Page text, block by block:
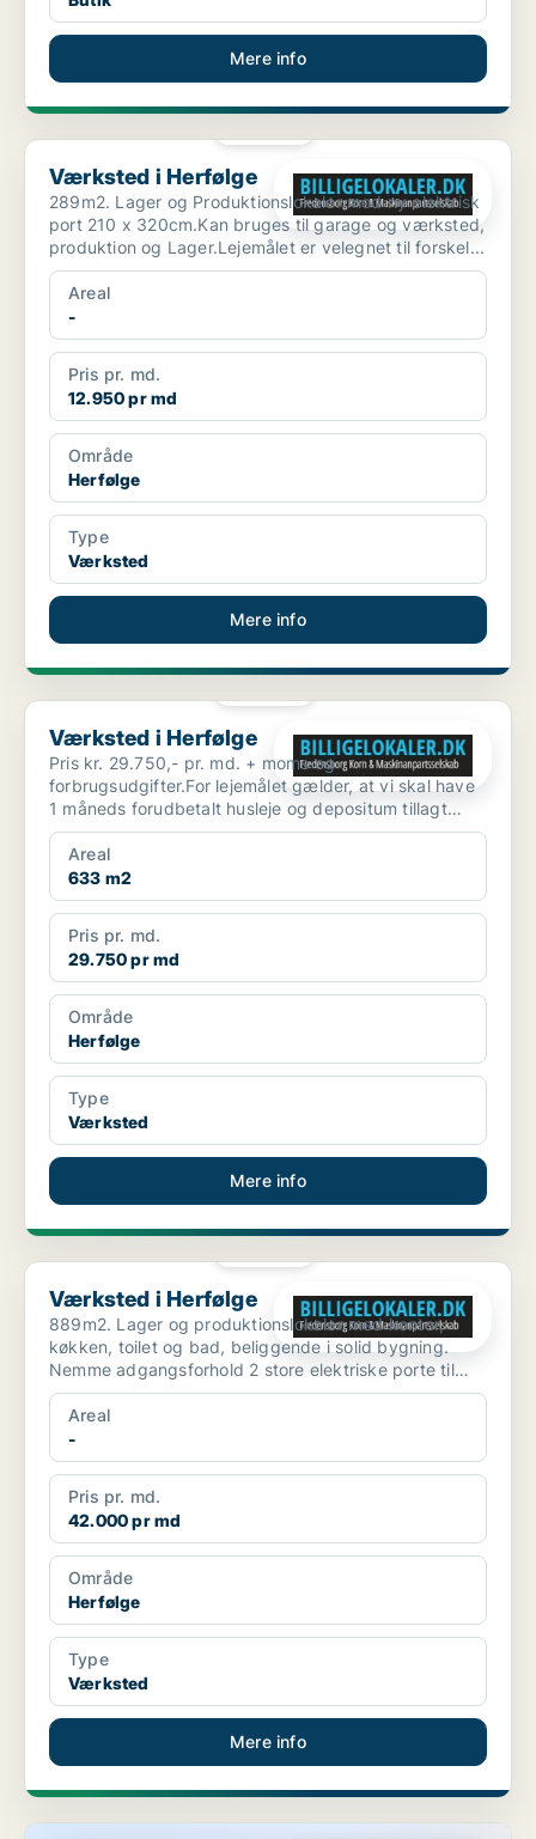
Mere info
Værksted i Herfølge
Værksted i Herfølge
289m2. Lager og Produktionslokaler med ny elektrisk
port 210 x 320cm.Kan bruges til garage og værksted,
produktion og Lager.Lejemålet er velegnet til forskel...
Areal
-
Pris pr. md.
12.950 pr md
Område
Herfølge
Type
Værksted
Mere info
Værksted i Herfølge
Værksted i Herfølge
Pris kr. 29.750,- pr. md. + moms og
forbrugsudgifter.For lejemålet gælder, at vi skal have
1 måneds forudbetalt husleje og depositum tillagt
moms. Lokalern...
Areal
633 m2
Pris pr. md.
29.750 pr md
Område
Herfølge
Type
Værksted
Mere info
Værksted i Herfølge
Værksted i Herfølge
889m2. Lager og produktionslokaler med kontor,
køkken, toilet og bad, beliggende i solid bygning.
Nemme adgangsforhold 2 store elektriske porte til
lager, pl...
Areal
-
Pris pr. md.
42.000 pr md
Område
Herfølge
Type
Værksted
Mere info
Kontor i Nykøbing Falster